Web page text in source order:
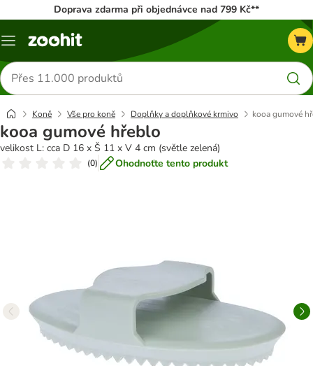
Doprava zdarma při objednávce nad 799 Kč**
Menu
Hledat
produkty
Koně Vše pro koně Doplňky a doplňkové krmivo kooa gumové
kooa gumové hřeblo
velikost L: cca D 16 x Š 11 x V 4 cm (světle zelená)
(0) Ohodnoťte tento produkt